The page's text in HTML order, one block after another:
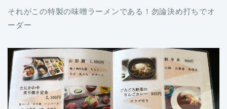
それがこの特製の味噌ラーメンである！勿論決め打ちでオ
ーダー